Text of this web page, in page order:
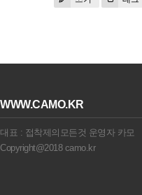
WWW.CAMO.KR
대표 : 접착제의모든것 운영자 카모
Copyright@2018 camo.kr